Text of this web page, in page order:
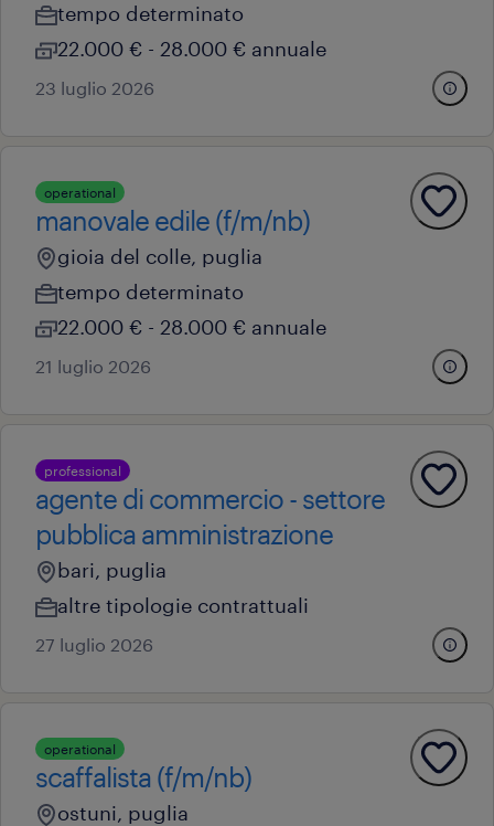
tempo determinato
22.000 € - 28.000 € annuale
23 luglio 2026
operational
manovale edile (f/m/nb)
gioia del colle, puglia
tempo determinato
22.000 € - 28.000 € annuale
21 luglio 2026
professional
agente di commercio - settore
pubblica amministrazione
bari, puglia
altre tipologie contrattuali
27 luglio 2026
operational
scaffalista (f/m/nb)
ostuni, puglia